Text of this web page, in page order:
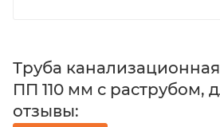
Труба
ПП 110 мм с раструбом,
отзывы: